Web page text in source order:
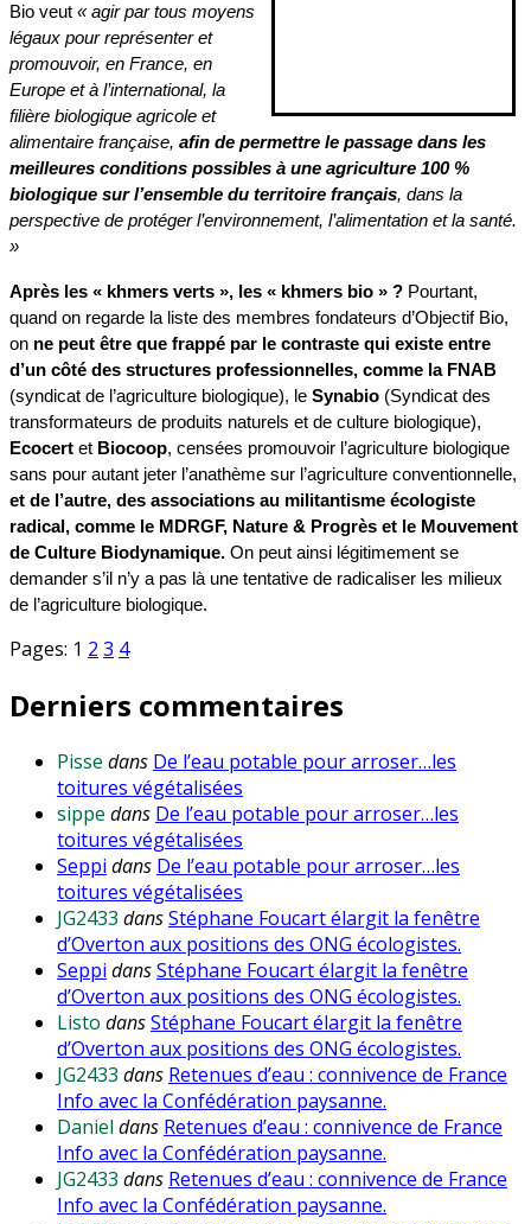
Bio veut « agir par tous moyens
légaux pour représenter et
promouvoir, en France, en
Europe et à l’international, la
filière biologique agricole et
alimentaire française, afin de permettre le passage dans les
meilleures conditions possibles à une agriculture 100 %
biologique sur l’ensemble du territoire français, dans la
perspective de protéger l’environnement, l’alimentation et la santé.
»
Après les « khmers verts », les « khmers bio » ? Pourtant,
quand on regarde la liste des membres fondateurs d’Objectif Bio,
on ne peut être que frappé par le contraste qui existe entre
d’un côté des structures professionnelles, comme la FNAB
(syndicat de l’agriculture biologique), le Synabio (Syndicat des
transformateurs de produits naturels et de culture biologique),
Ecocert et Biocoop, censées promouvoir l’agriculture biologique
sans pour autant jeter l’anathème sur l’agriculture conventionnelle,
et de l’autre, des associations au militantisme écologiste
radical, comme le MDRGF, Nature & Progrès et le Mouvement
de Culture Biodynamique. On peut ainsi légitimement se
demander s’il n’y a pas là une tentative de radicaliser les milieux
de l’agriculture biologique.
Pages: 1 2 3 4
Derniers commentaires
Pisse dans De l’eau potable pour arroser…les
toitures végétalisées
sippe dans De l’eau potable pour arroser…les
toitures végétalisées
Seppi dans De l’eau potable pour arroser…les
toitures végétalisées
JG2433 dansStéphane Foucart élargit la fenêtre
d’Overton aux positions des ONG écologistes.
Seppi dansStéphane Foucart élargit la fenêtre
d’Overton aux positions des ONG écologistes.
Listo dansStéphane Foucart élargit la fenêtre
d’Overton aux positions des ONG écologistes.
JG2433 dans Retenues d’eau : connivence de France
Info avec la Confédération paysanne.
Daniel dans Retenues d’eau : connivence de France
Info avec la Confédération paysanne.
JG2433 dans Retenues d’eau : connivence de France
Info avec la Confédération paysanne.